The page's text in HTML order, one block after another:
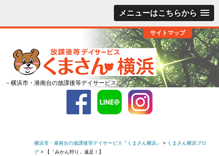
メニューはこちらから
サイトマップ
－横浜市・港南台の放課後等デイサービス
横浜市・港南台の放課後等デイサービス『くまさん横浜』 > くまさん横浜ブロ
グ > 【「みかん狩り」遠足！】